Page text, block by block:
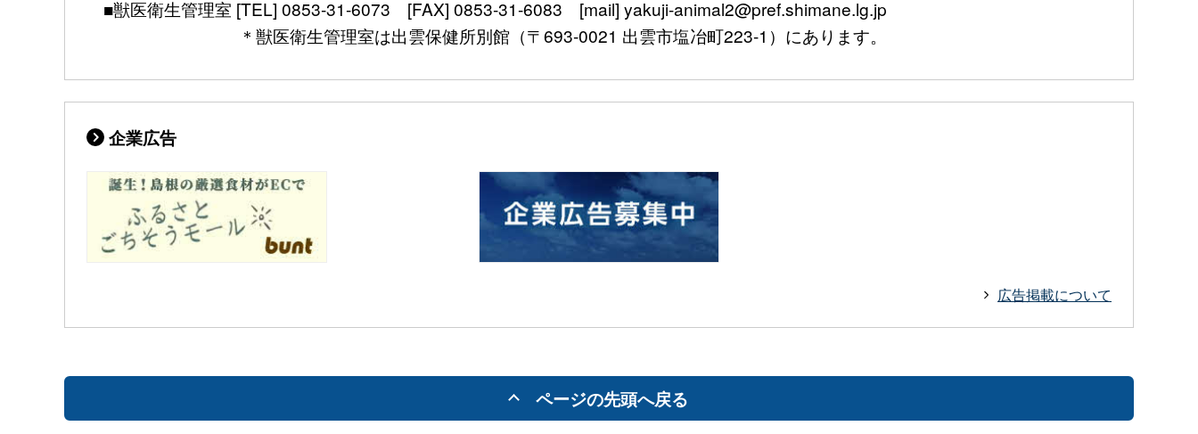
■獣医衛生管理室 [TEL] 0853-31-6073 [FAX] 0853-31-6083 [mail] yakuji-animal2@pref.shimane.lg.jp
＊獣医衛生管理室は出雲保健所別館（〒693-0021 出雲市塩冶町223-1）にあります。
企業広告
広告掲載について
ページの先頭へ戻る